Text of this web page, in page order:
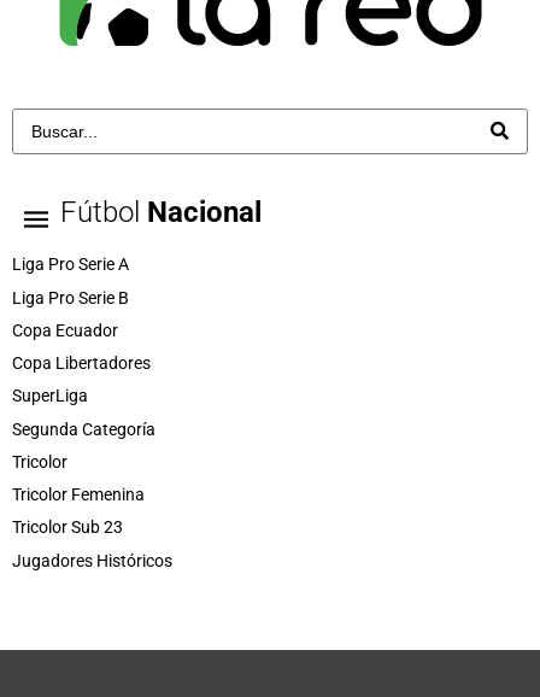
Fútbol Nacional
Liga Pro Serie A
Liga Pro Serie B
Copa Ecuador
Copa Libertadores
SuperLiga
Segunda Categoría
Tricolor
Tricolor Femenina
Tricolor Sub 23
Jugadores Históricos